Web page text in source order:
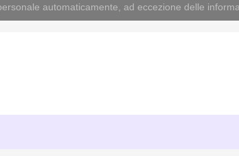
automaticamente, ad eccezione delle